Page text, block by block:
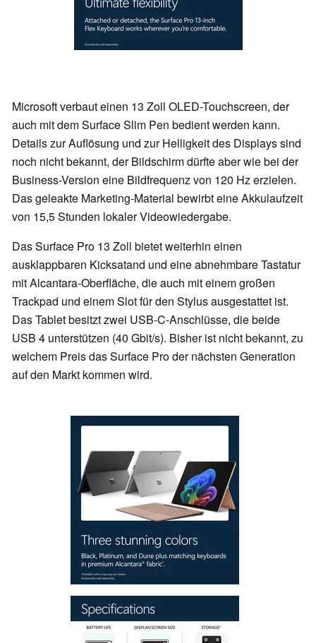
Microsoft verbaut einen 13 Zoll OLED-Touchscreen, der
auch mit dem Surface Slim Pen bedient werden kann.
Details zur Auflösung und zur Helligkeit des Displays sind
noch nicht bekannt, der Bildschirm dürfte aber wie bei der
Business-Version eine Bildfrequenz von 120 Hz erzielen.
Das geleakte Marketing-Material bewirbt eine Akkulaufzeit
von 15,5 Stunden lokaler Videowiedergabe.
Das Surface Pro 13 Zoll bietet weiterhin einen
ausklappbaren Kicksatand und eine abnehmbare Tastatur
mit Alcantara-Oberfläche, die auch mit einem großen
Trackpad und einem Slot für den Stylus ausgestattet ist.
Das Tablet besitzt zwei USB-C-Anschlüsse, die beide
USB 4 unterstützen (40 Gbit/s). Bisher ist nicht bekannt, zu
welchem Preis das Surface Pro der nächsten Generation
auf den Markt kommen wird.